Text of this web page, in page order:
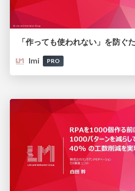
「作っても使われない」を防ぐ
lmi
PRO